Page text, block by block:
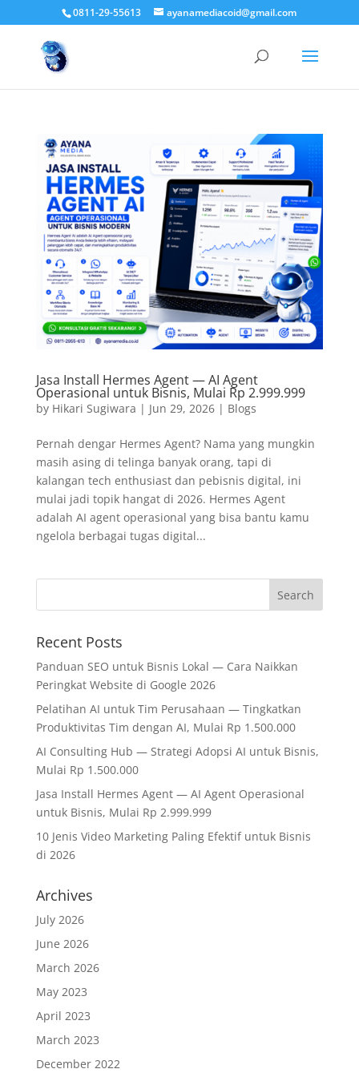
0811-29-55613 ayanamediacoid@gmail.com
Jasa Install Hermes Agent — AI Agent
Operasional untuk Bisnis, Mulai Rp 2.999.999
by Hikari Sugiwara | Jun 29, 2026| Blogs
Pernah dengar Hermes Agent? Nama yang mungkin
masih asing di telinga banyak orang, tapi di
kalangan tech enthusiast dan pebisnis digital, ini
mulai jadi topik hangat di 2026. Hermes Agent
adalah AI agent operasional yang bisa bantu kamu
ngelola berbagai tugas digital...
Recent Posts
Panduan SEO untuk Bisnis Lokal — Cara Naikkan
Peringkat Website di Google 2026
Pelatihan AI untuk Tim Perusahaan — Tingkatkan
Produktivitas Tim dengan AI, Mulai Rp 1.500.000
AI Consulting Hub — Strategi Adopsi AI untuk Bisnis,
Mulai Rp 1.500.000
Jasa Install Hermes Agent — AI Agent Operasional
untuk Bisnis, Mulai Rp 2.999.999
10 Jenis Video Marketing Paling Efektif untuk Bisnis
di 2026
Archives
July 2026
June 2026
March 2026
May 2023
April 2023
March 2023
December 2022